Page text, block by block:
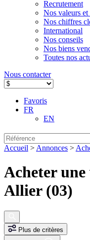
Recrutement
Nos valeurs et
Nos chiffres
International
Nos conseils
Nos biens
Toutes nos
Nous contacter
Favoris
FR
EN
Accueil > Annonces >
Acheter
Allier (03)
Plus de critères